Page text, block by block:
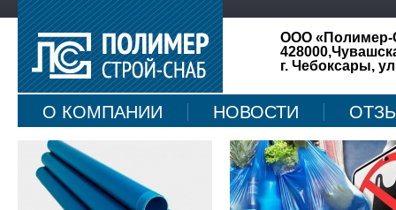
ООО «Полимер-
г. Чебоксары,
О КОМПАНИИ НОВОСТИ
КАРТА САЙТА